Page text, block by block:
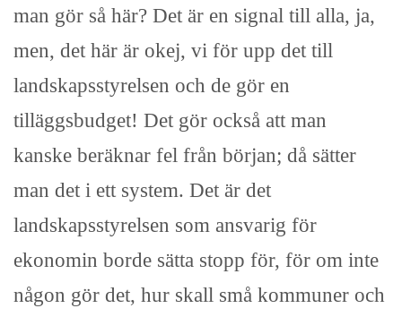
man gör så här? Det är en signal till alla, ja,
men, det här är okej, vi för upp det till
landskapsstyrelsen och de gör en
tilläggsbudget! Det gör också att man
kanske beräknar fel från början; då sätter
man det i ett system. Det är det
landskapsstyrelsen som ansvarig för
ekonomin borde sätta stopp för, för om inte
någon gör det, hur skall små kommuner och